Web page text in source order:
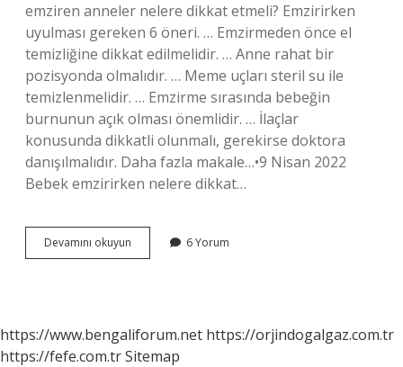
emziren anneler nelere dikkat etmeli? Emzirirken
uyulması gereken 6 öneri. … Emzirmeden önce el
temizliğine dikkat edilmelidir. … Anne rahat bir
pozisyonda olmalıdır. … Meme uçları steril su ile
temizlenmelidir. … Emzirme sırasında bebeğin
burnunun açık olması önemlidir. … İlaçlar
konusunda dikkatli olunmalı, gerekirse doktora
danışılmalıdır. Daha fazla makale…•9 Nisan 2022
Bebek emzirirken nelere dikkat…
Devamını okuyun Emzirme
Döneminde
6 Yorum
https://www.bengaliforum.net https://orjindogalgaz.com.tr
https://fefe.com.trSitemap